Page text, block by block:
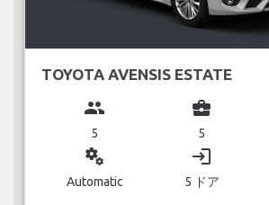
TOYOTA AVENSIS ESTATE
group
5
business_center
5
miscellaneous_services
Automatic
login
5 ドア